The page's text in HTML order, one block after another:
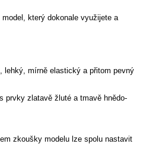
který dokonale využijete a
lehký, mírně elastický a přitom pevný
prvky zlatavě žluté a tmavě hnědo-
zkoušky modelu lze spolu nastavit